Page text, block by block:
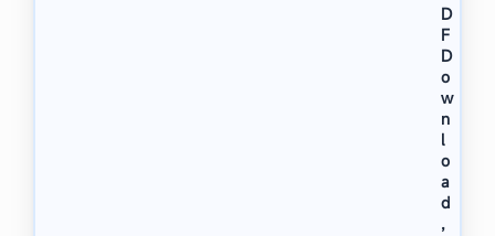
D
F
D
o
w
n
l
o
a
d
,